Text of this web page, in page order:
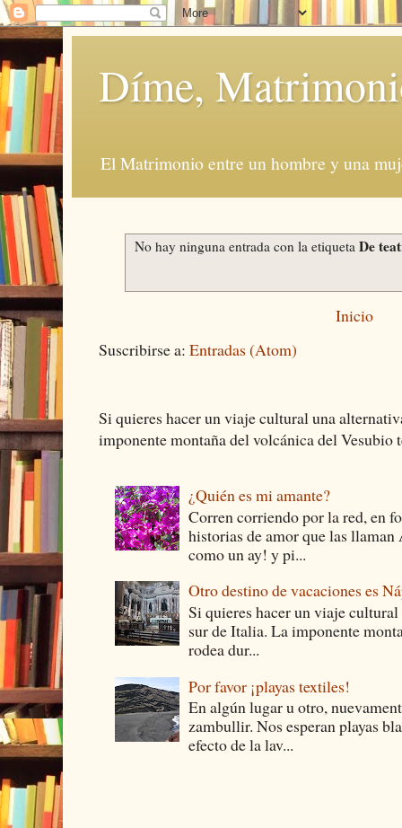
Díme,
El Matrimonio entre un hombre y una
No hay ninguna entrada con la etiquetaDe
Inicio
Suscribirse a: Entradas (Atom)
Si quieres hacer un viaje cultural una
imponente montaña del volcánica del Vesubio
¿Quién es mi amante?
Corren corriendo por la red, en
historias de amor que las
como un ay! y pi...
Otro destino de vacaciones es
Si quieres hacer un viaje
sur de Italia. La imponente
rodea dur...
Por favor ¡playas textiles!
En algún lugar u otro,
zambullir. Nos esperan playas
efecto de la lav...